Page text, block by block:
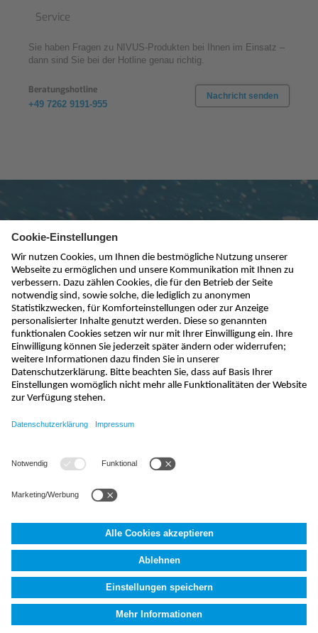
Service
Sie haben Fragen zu NIVUS-Produkten bei Ihnen im Einsatz –
dann sind Sie bei der Hotline genau richtig.
Beratungshotline
+49 7262 9191-955
Nachricht senden
Newsletter abonnieren
absenden
info@nivus.ch
+41 (0) 55 645 20 66
NIVUS AG,Hauptstrasse 35,8750 Glarus, Schweiz
Datenschutzerklärung